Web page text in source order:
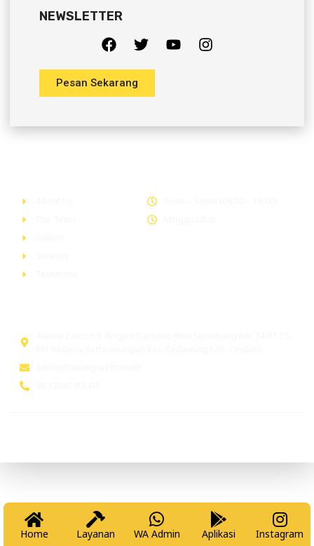
NEWSLETTER
Pesan Sekarang
Home Layanan WA Admin Aplikasi Instagram